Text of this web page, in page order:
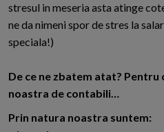
stresul in meseria asta atinge
ne da nimeni spor de stres la
speciala!)
De ce ne zbatem atat?
noastra de contabili…
Prin natura noastra suntem: